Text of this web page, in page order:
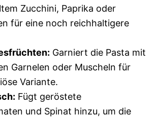
Zucchini, Paprika oder
für eine noch reichhaltigere
Garniert die Pasta mit
Garnelen oder Muscheln für
Variante.
Fügt geröstete
und Spinat hinzu, um die